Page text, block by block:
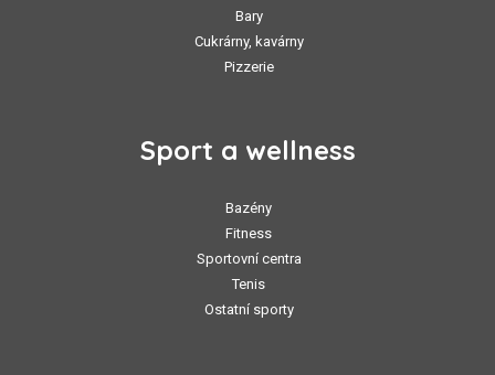
Bary
Cukrárny, kavárny
Pizzerie
Sport a wellness
Bazény
Fitness
Sportovní centra
Tenis
Ostatní sporty